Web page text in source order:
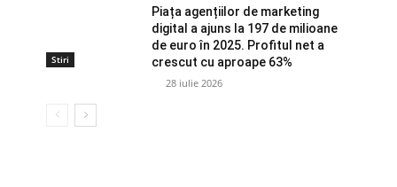
Stiri
Piața agențiilor de marketing
digital a ajuns la 197 de milioane
de euro în 2025. Profitul net a
crescut cu aproape 63%
28 iulie 2026